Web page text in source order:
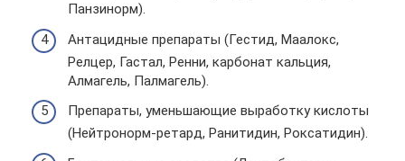
Панзинорм).
Антацидные препараты (Гестид, Маалокс,
Релцер, Гастал, Ренни, карбонат кальция,
Алмагель, Палмагель).
Препараты, уменьшающие выработку кислоты
(Нейтронорм-ретард, Ранитидин, Роксатидин).